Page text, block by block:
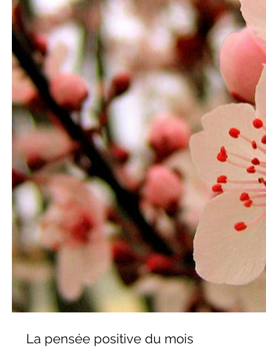
La pensée positive du mois